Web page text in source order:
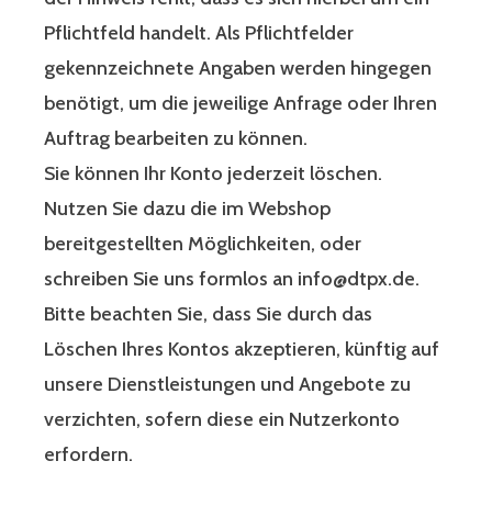
Pflichtfeld handelt. Als Pflichtfelder
gekennzeichnete Angaben werden hingegen
benötigt, um die jeweilige Anfrage oder Ihren
Auftrag bearbeiten zu können.
Sie können Ihr Konto jederzeit löschen.
Nutzen Sie dazu die im Webshop
bereitgestellten Möglichkeiten, oder
schreiben Sie uns formlos an info@dtpx.de.
Bitte beachten Sie, dass Sie durch das
Löschen Ihres Kontos akzeptieren, künftig auf
unsere Dienstleistungen und Angebote zu
verzichten, sofern diese ein Nutzerkonto
erfordern.